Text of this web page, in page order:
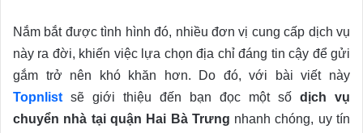
Nắm bắt được tình hình đó, nhiều đơn vị cung cấp dịch vụ
này ra đời, khiến việc lựa chọn địa chỉ đáng tin cậy để gửi
gắm trở nên khó khăn hơn. Do đó, với bài viết này
Topnlist sẽ giới thiệu đến bạn đọc một số dịch vụ
chuyển nhà tại quận Hai Bà Trưng nhanh chóng, uy tín